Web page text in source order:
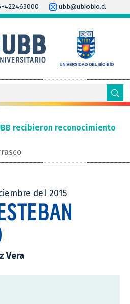
422463000 ubb@ubiobio.cl
recibieron reconocimiento
del 2015
Vera